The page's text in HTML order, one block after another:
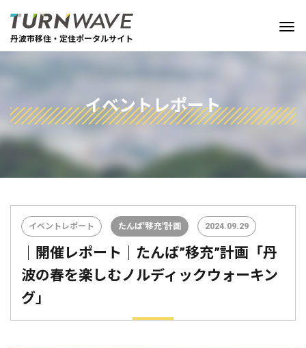
丹波市移住・定住ポータルサイト
イベントレポート
イベントレポート たんば"移充"計画 2024.09.29
｜開催レポート｜たんば”移充”計画「丹
波の春を楽しむノルディックウォーキン
グ」